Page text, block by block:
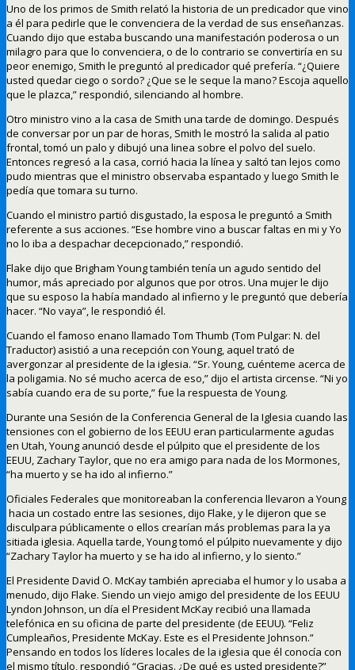
Uno de los primos de Smith relató la historia de un predicador que vino
a él para pedirle que le convenciera de la verdad de sus enseñanzas.
Cuando dijo que estaba buscando una manifestación poderosa o un
milagro para que lo convenciera, o de lo contrario se convertiría en su
peor enemigo, Smith le preguntó al predicador qué prefería. “¿Quiere
usted quedar ciego o sordo? ¿Que se le seque la mano?Escoja aquello
que le plazca,” respondió, silenciando al hombre.
Otro ministro vino a la casa de Smith una tarde de domingo. Después
de conversar por un par de horas, Smith le mostró la salida al patio
frontal, tomó un palo y dibujó una linea sobre el polvo del suelo.
Entonces regresó a la casa, corrió hacia la línea y saltó tan lejos como
pudo mientras que el ministro observaba espantado y luego Smith le
pedía que tomara su turno.
Cuando el ministro partió disgustado, la esposa le preguntó a Smith
referente a sus acciones. “Ese hombre vino a buscar faltas en mi y Yo
no lo iba a despachar decepcionado,” respondió.
Flake dijo que Brigham Young también tenía un agudo sentido del
humor, más apreciado por algunos que por otros. Una mujer le dijo
que su esposo la había mandado al infierno y le preguntó que debería
hacer. “No vaya”, le respondió él.
Cuando el famoso enano llamado Tom Thumb (Tom Pulgar: N. del
Traductor) asistió a una recepción con Young, aquel trató de
avergonzar al presidente de la iglesia. “Sr. Young, cuénteme acerca de
la poligamia. No sé mucho acerca de eso,” dijo el artista circense. “Ni yo
sabía cuando era de su porte,” fue la respuesta de Young.
Durante una Sesión de la Conferencia General de la Iglesia cuando las
tensiones con el gobierno de los EEUU eran particularmente agudas
en Utah, Young anunció desde el púlpito que el presidente de los
EEUU, Zachary Taylor, que no era amigo para nada de los Mormones,
“ha muerto y se ha ido al infierno.”
Oficiales Federales que monitoreaban la conferencia llevaron a Young
hacia un costado entre las sesiones, dijo Flake, y le dijeron que se
disculpara públicamente o ellos crearían más problemas para la ya
sitiada iglesia. Aquella tarde, Young tomó el púlpito nuevamente y dijo
“Zachary Taylor ha muerto y se ha ido al infierno, y lo siento.”
El Presidente David O. McKay también apreciaba el humor y lo usaba a
menudo, dijo Flake. Siendo un viejo amigo del presidente de los EEUU
Lyndon Johnson, un día el President McKay recibió una llamada
telefónica en su oficina de parte del presidente (de EEUU). “Feliz
Cumpleaños, Presidente McKay. Este es el Presidente Johnson.”
Pensando en todos los líderes locales de la iglesia que él conocía con
el mismo título, respondió “Gracias. ¿De qué es usted presidente?”